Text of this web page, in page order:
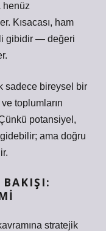
henüz
Kısacası, ham
gibidir — değeri
sadece bireysel bir
toplumların
potansiyel,
ama doğru
BAKIŞI:
stratejik